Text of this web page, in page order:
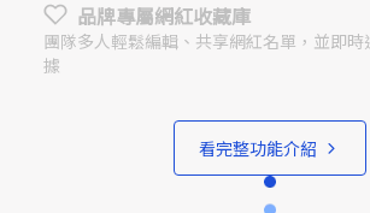
品牌專屬網紅收藏庫
團隊多人輕鬆編輯、共享網紅名單，並即時
據
看完整功能介紹